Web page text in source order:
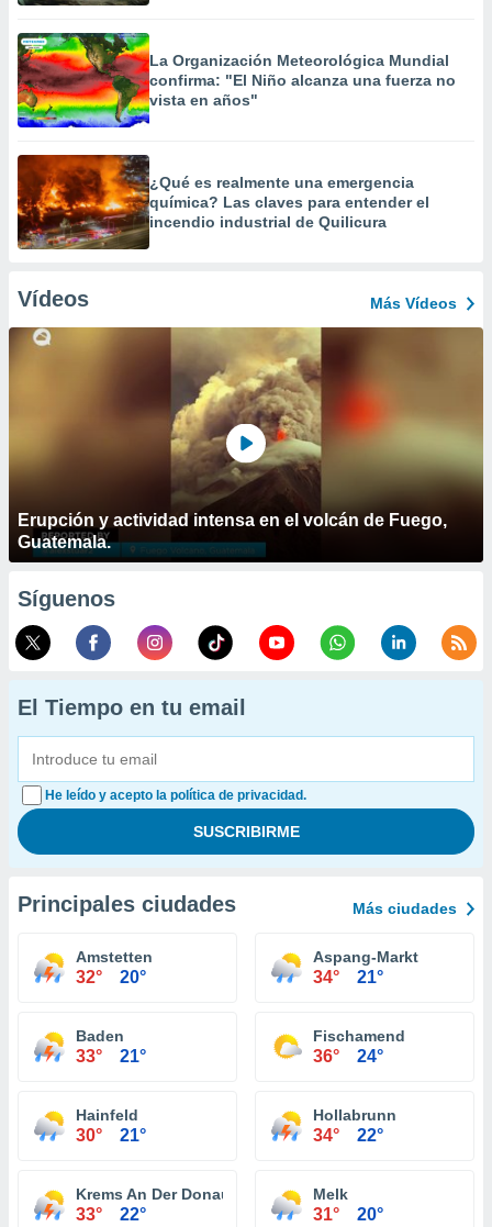
La Organización Meteorológica Mundial
confirma: "El Niño alcanza una fuerza no
vista en años"
¿Qué es realmente una emergencia
química? Las claves para entender el
incendio industrial de Quilicura
Vídeos Más Vídeos
Erupción y actividad intensa en el volcán de Fuego,
Guatemala.
Síguenos
El Tiempo en tu email
He leído y acepto la política de privacidad.
Principales ciudades Más ciudades
Amstetten
32° 20°
Aspang-Markt
34° 21°
Baden
33° 21°
Fischamend
36° 24°
Hainfeld
30° 21°
Hollabrunn
34° 22°
Krems An Der Donau
33° 22°
Melk
31° 20°